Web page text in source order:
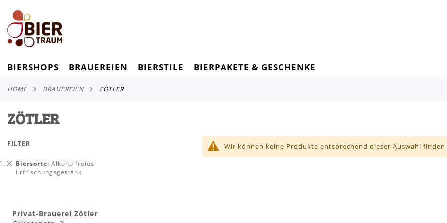
BIERSHOPS BRAUEREIEN BIERSTILE BIERPAKETE & GESCHENKE
HOME BRAUEREIEN ZÖTLER
ZÖTLER
Wir können keine Produkte entsprechend dieser Auswahl finden
FILTER
Biersorte Alkoholfreies
Erfrischungsgetränk
Dies
entfernen
Privat-Brauerei Zötler